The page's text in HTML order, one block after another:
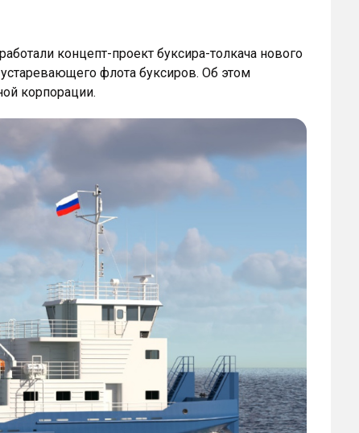
концепт-проект буксира-толкача нового
флота буксиров. Об этом
корпорации.